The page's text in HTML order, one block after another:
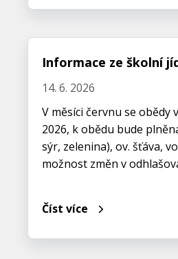
Informace ze školní
14. 6. 2026
V měsíci červnu se obědy
2026, k obědu bude
sýr, zelenina), ov. šťáva,
možnost změn v
Číst více